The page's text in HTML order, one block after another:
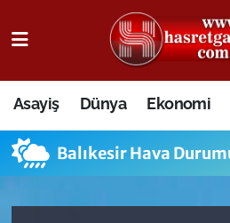
Asayiş Dünya Ekonomi
Balıkesir Hava
Osmaniye Nöbetçi
Osmaniye Hava Durumu
Osmaniye Trafik
Süper Lig Puan Durumu